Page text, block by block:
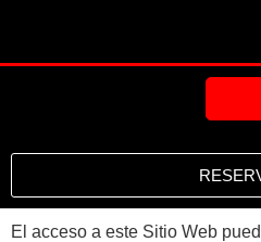
El acceso a este Sitio Web